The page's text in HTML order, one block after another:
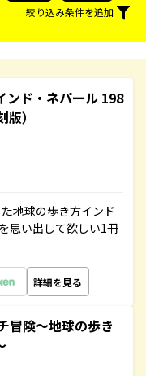
絞り込み条件を追加
ンド・ネパール 198
）
地球の歩き方インド
思い出して欲しい1冊
詳細を見る
冒険～地球の歩き